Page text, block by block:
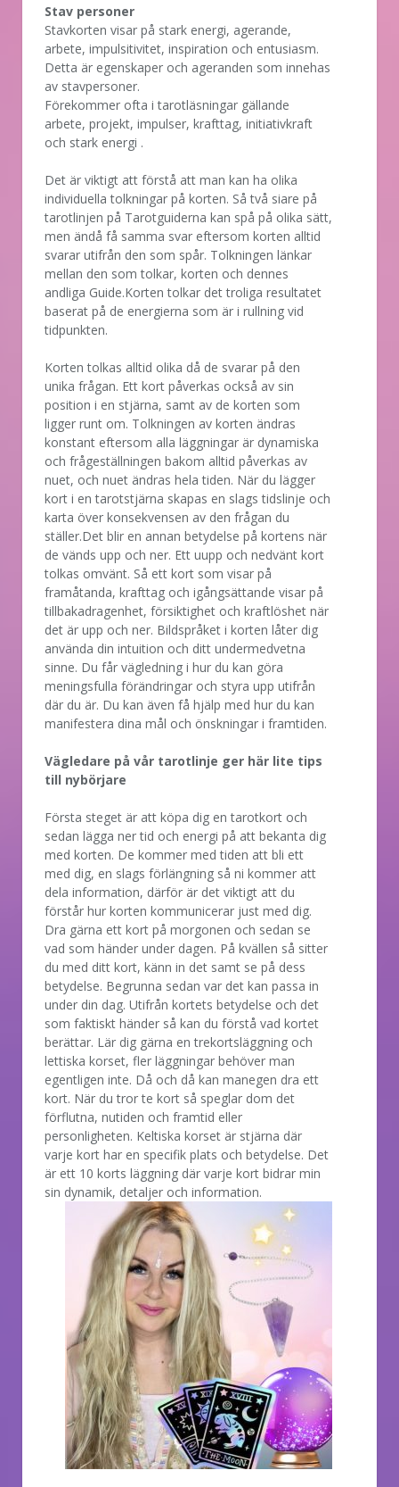
Stav personer
Stavkorten visar på stark energi, agerande,
arbete, impulsitivitet, inspiration och entusiasm.
Detta är egenskaper och ageranden som innehas
av stavpersoner.
Förekommer ofta i tarotläsningar gällande
arbete, projekt, impulser, krafttag, initiativkraft
och stark energi .
Det är viktigt att förstå att man kan ha olika
individuella tolkningar på korten. Så två siare på
tarotlinjen på Tarotguiderna kan spå på olika sätt,
men ändå få samma svar eftersom korten alltid
svarar utifrån den som spår. Tolkningen länkar
mellan den som tolkar, korten och dennes
andliga Guide.Korten tolkar det troliga resultatet
baserat på de energierna som är i rullning vid
tidpunkten.
Korten tolkas alltid olika då de svarar på den
unika frågan. Ett kort påverkas också av sin
position i en stjärna, samt av de korten som
ligger runt om. Tolkningen av korten ändras
konstant eftersom alla läggningar är dynamiska
och frågeställningen bakom alltid påverkas av
nuet, och nuet ändras hela tiden. När du lägger
kort i en tarotstjärna skapas en slags tidslinje och
karta över konsekvensen av den frågan du
ställer.Det blir en annan betydelse på kortens när
de vänds upp och ner. Ett uupp och nedvänt kort
tolkas omvänt. Så ett kort som visar på
framåtanda, krafttag och igångsättande visar på
tillbakadragenhet, försiktighet och kraftlöshet när
det är upp och ner. Bildspråket i korten låter dig
använda din intuition och ditt undermedvetna
sinne. Du får vägledning i hur du kan göra
meningsfulla förändringar och styra upp utifrån
där du är. Du kan även få hjälp med hur du kan
manifestera dina mål och önskningar i framtiden.
Vägledare på vår tarotlinje ger här lite tips
till nybörjare
Första steget är att köpa dig en tarotkort och
sedan lägga ner tid och energi på att bekanta dig
med korten. De kommer med tiden att bli ett
med dig, en slags förlängning så ni kommer att
dela information, därför är det viktigt att du
förstår hur korten kommunicerar just med dig.
Dra gärna ett kort på morgonen och sedan se
vad som händer under dagen. På kvällen så sitter
du med ditt kort, känn in det samt se på dess
betydelse. Begrunna sedan var det kan passa in
under din dag. Utifrån kortets betydelse och det
som faktiskt händer så kan du förstå vad kortet
berättar. Lär dig gärna en trekortsläggning och
lettiska korset, fler läggningar behöver man
egentligen inte. Då och då kan manegen dra ett
kort. När du tror te kort så speglar dom det
förflutna, nutiden och framtid eller
personligheten. Keltiska korset är stjärna där
varje kort har en specifik plats och betydelse. Det
är ett 10 korts läggning där varje kort bidrar min
sin dynamik, detaljer och information.